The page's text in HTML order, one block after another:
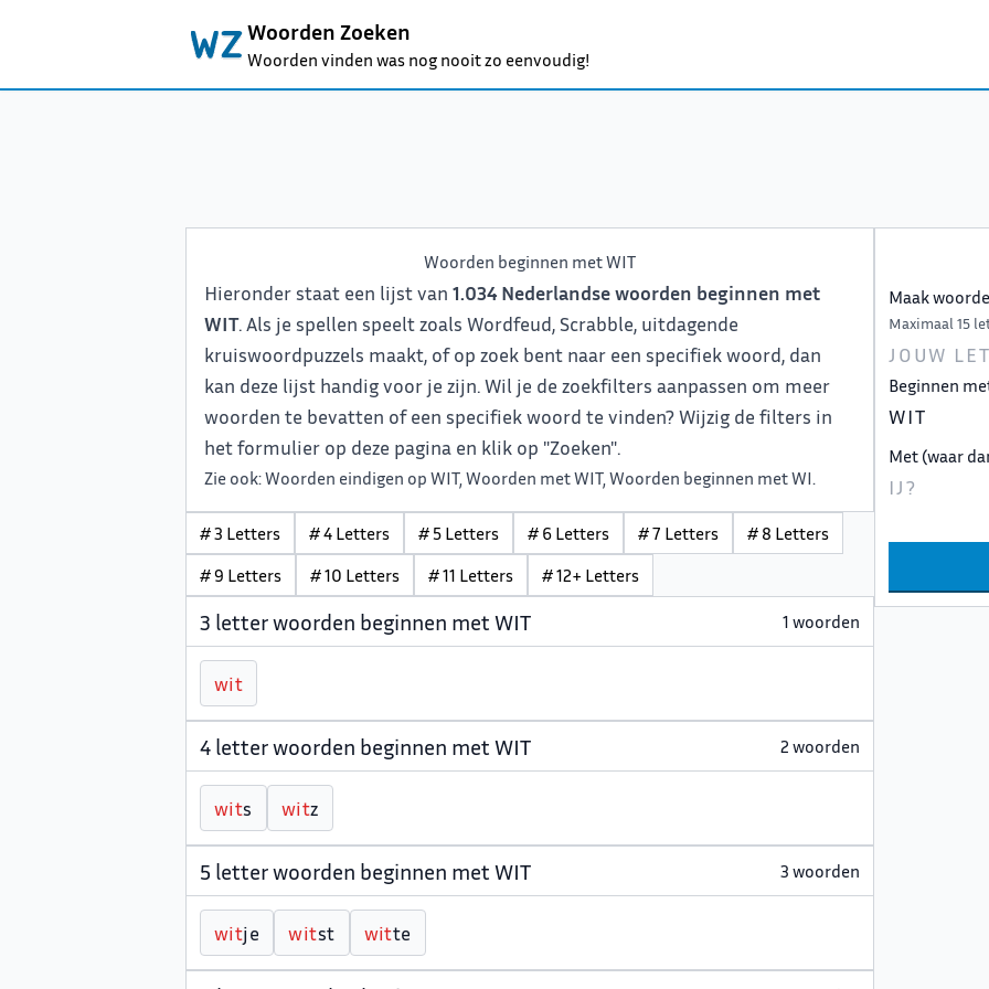
Woorden Zoeken
Woorden vinden was nog nooit zo eenvoudig!
Woorden beginnen met WIT
Hieronder staat een lijst van 1.034 Nederlandse woorden beginnen met
WIT. Als je spellen speelt zoals Wordfeud, Scrabble, uitdagende
kruiswoordpuzzels maakt, of op zoek bent naar een specifiek woord, dan
kan deze lijst handig voor je zijn. Wil je de zoekfilters aanpassen om meer
woorden te bevatten of een specifiek woord te vinden? Wijzig de filters in
het formulier op deze pagina en klik op "Zoeken".
Zie ook:Woorden eindigen op WIT,Woorden met WIT,Woorden beginnen met WI.
# 3 Letters # 4 Letters # 5 Letters # 6 Letters # 7 Letters
# 8 Letters
# 9 Letters
# 10 Letters # 11 Letters # 12+ Letters
3 letter woorden beginnen met WIT 1 woorden
wit
4 letter woorden beginnen met WIT 2 woorden
wits witz
5 letter woorden beginnen met WIT 3 woorden
witje witst witte
Maak
Maximaal 15
Beginnen
Met (waar